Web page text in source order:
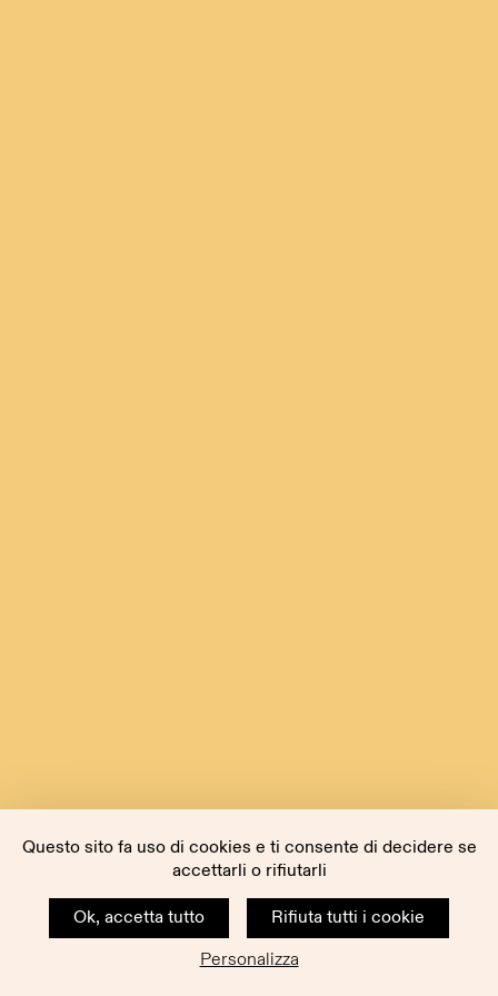
Questo sito fa uso di cookies e ti consente di decidere se
accettarli o rifiutarli
Ok, accetta tutto
Rifiuta tutti i cookie
Personalizza